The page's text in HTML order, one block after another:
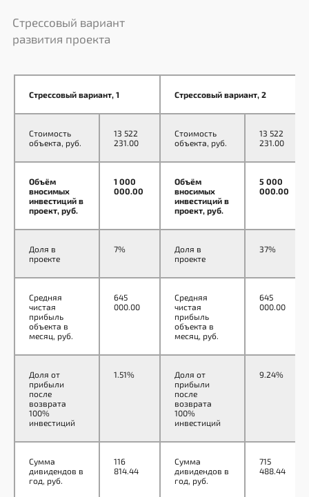
Стрессовый вариант
развития проекта
Стрессовый вариант, 1 Стрессовый вариант, 2
Стоимость
объекта, руб.
13 522
231.00
Стоимость
объекта, руб.
13 522
231.00
Объём
вносимых
инвестиций в
проект, руб.
1 000
000.00
Объём
вносимых
инвестиций в
проект, руб.
5 000
000.00
Доля в
проекте
7%
Доля в
проекте
37%
Средняя
чистая
прибыль
объекта в
месяц, руб.
645
000.00
Средняя
чистая
прибыль
объекта в
месяц, руб.
645
000.00
Доля от
прибыли
после
возврата
100%
инвестиций
1.51%
Доля от
прибыли
после
возврата
100%
инвестиций
9.24%
Сумма
дивидендов в
год, руб.
116
814.44
Сумма
дивидендов в
год, руб.
715
488.44
Низкие затраты на содержание
бизнеса, постоянно растущий
парк автомобилей любого
города и повышение уровня
жизни населения способствуют
тому, что автомоечный бизнес
имеет высокую доходность
Быстрая окупаемость
и высокая рентабельность
Если по какой-либо причине
появится желание перейти
Большая гибкость
и минимализация рисков
обязательств, большой
ассортимент автомоек
и адекватные цены
Также есть возможность